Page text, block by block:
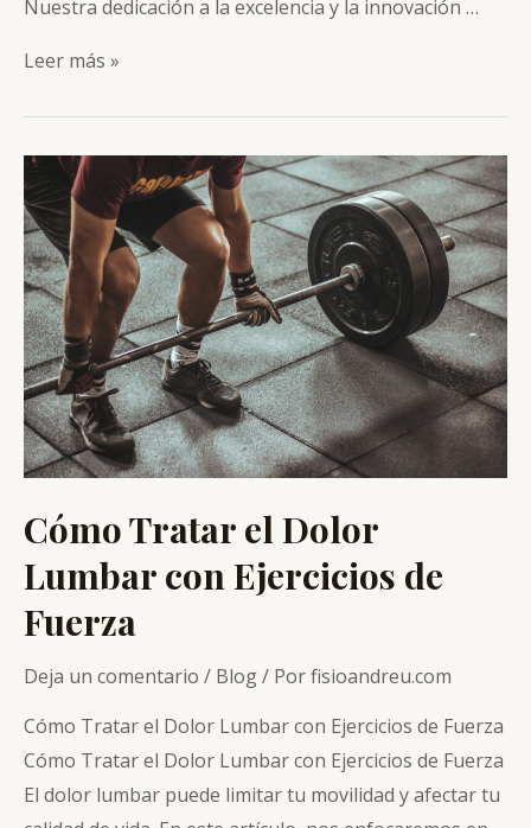
Nuestra dedicación a la excelencia y la innovación …
Fisioterapia
Palmas
de
Gran
Canaria
Leer más »
Cómo Tratar el Dolor
Lumbar con Ejercicios de
Fuerza
Deja un comentario / Blog/ Porfisioandreu.com
Cómo Tratar el Dolor Lumbar con Ejercicios de Fuerza
Cómo Tratar el Dolor Lumbar con Ejercicios de Fuerza
El dolor lumbar puede limitar tu movilidad y afectar tu